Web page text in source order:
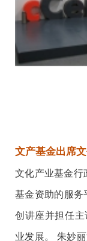
文产基金出席
文化产业基金行
基金资助的服
创讲座并担任
业发展。 朱妙